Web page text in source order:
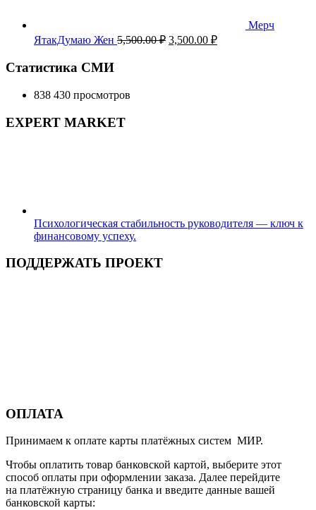
Мерч
ЯтакДумаю Жен 5,500.00₽ Первоначальная
3,500.00 ₽Текущая
Статистика СМИ
838 430 просмотров
EXPERT MARKET
Психологическая стабильность руководителя — ключ к
финансовому успеху.
ПОДДЕРЖАТЬ ПРОЕКТ
ОПЛАТА
Принимаем к оплате карты платёжных систем МИР.
Чтобы оплатить товар банковской картой, выберите этот
способ оплаты при оформлении заказа. Далее перейдите
на платёжную страницу банка и введите данные вашей
банковской карты: